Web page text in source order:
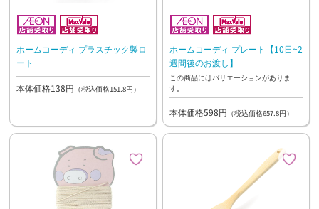
ホームコーディ プラスチック製ロ
ート
本体価格138円 （税込価格151.8円）
ホームコーディ プレート【10日~2
週間後のお渡し】
この商品にはバリエーションがありま
す。
本体価格598円 （税込価格657.8円）